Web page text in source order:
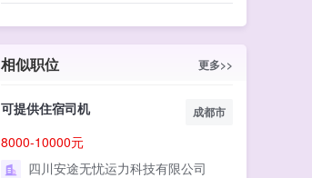
相似职位 更多>>
可提供住宿司机 成都市
8000-10000元
四川安途无忧运力科技有限公司